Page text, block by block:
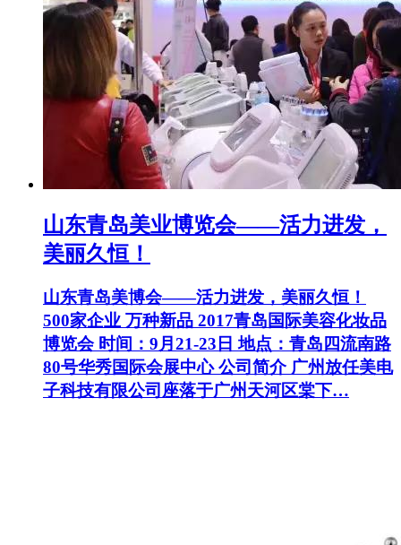
山东青岛美业博览会——活力进发，
美丽久恒！
山东青岛美博会——活力进发，美丽久恒！
500家企业 万种新品 2017青岛国际美容化妆品
博览会 时间：9月21-23日 地点：青岛四流南路
80号华秀国际会展中心 公司简介 广州放任美电
子科技有限公司座落于广州天河区棠下…